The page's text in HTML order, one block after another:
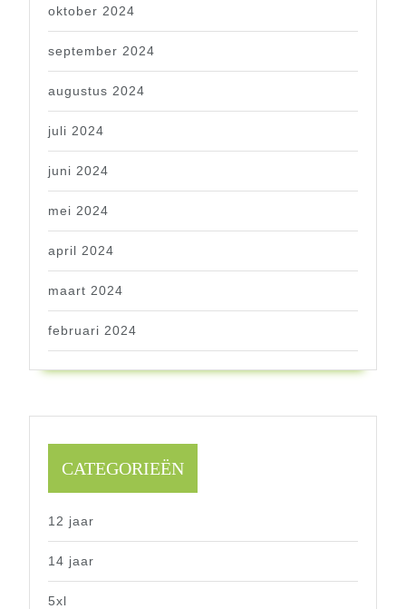
oktober 2024
september 2024
augustus 2024
juli 2024
juni 2024
mei 2024
april 2024
maart 2024
februari 2024
CATEGORIEËN
12 jaar
14 jaar
5xl